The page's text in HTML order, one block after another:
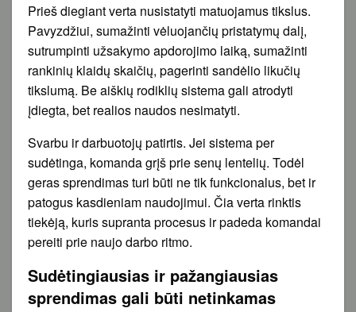
Prieš diegiant verta nusistatyti matuojamus tikslus.
Pavyzdžiui, sumažinti vėluojančių pristatymų dalį,
sutrumpinti užsakymo apdorojimo laiką, sumažinti
rankinių klaidų skaičių, pagerinti sandėlio likučių
tikslumą. Be aiškių rodiklių sistema gali atrodyti
įdiegta, bet realios naudos nesimatyti.
Svarbu ir darbuotojų patirtis. Jei sistema per
sudėtinga, komanda grįš prie senų lentelių. Todėl
geras sprendimas turi būti ne tik funkcionalus, bet ir
patogus kasdieniam naudojimui. Čia verta rinktis
tiekėją, kuris supranta procesus ir padeda komandai
pereiti prie naujo darbo ritmo.
Sudėtingiausias ir pažangiausias
sprendimas gali būti netinkamas